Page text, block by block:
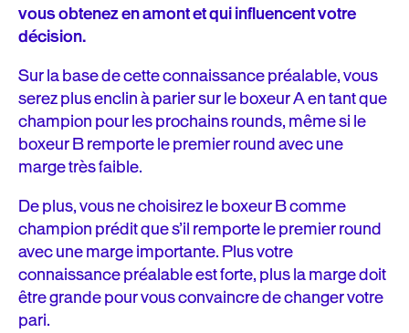
vous obtenez en amont et qui influencent votre
décision.
Sur la base de cette connaissance préalable, vous
serez plus enclin à parier sur le boxeur A en tant que
champion pour les prochains rounds, même si le
boxeur B remporte le premier round avec une
marge très faible.
De plus, vous ne choisirez le boxeur B comme
champion prédit que s’il remporte le premier round
avec une marge importante. Plus votre
connaissance préalable est forte, plus la marge doit
être grande pour vous convaincre de changer votre
pari.